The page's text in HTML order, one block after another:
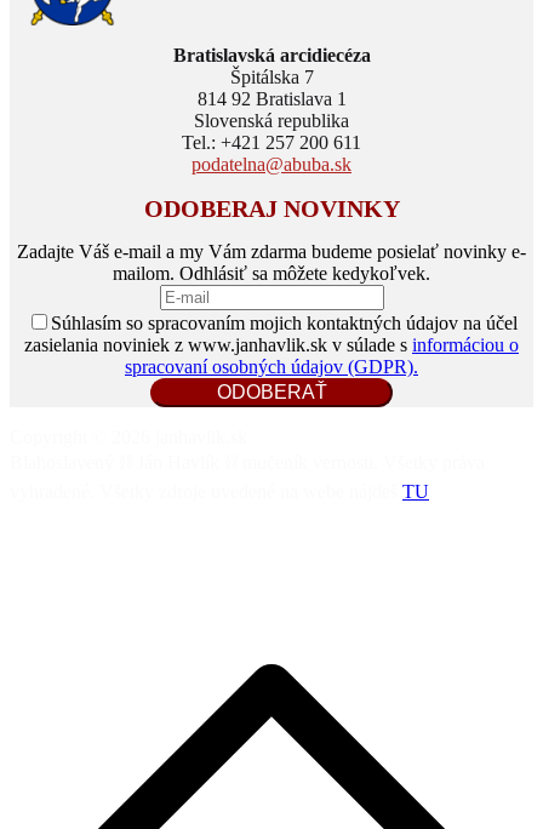
Bratislavská arcidiecéza
Špitálska 7
814 92 Bratislava 1
Slovenská republika
Tel.: +421 257 200 611
podatelna@abuba.sk
ODOBERAJ NOVINKY
Zadajte Váš e-mail a my Vám zdarma budeme posielať novinky e-
mailom. Odhlásiť sa môžete kedykoľvek.
Súhlasím so spracovaním mojich kontaktných údajov na účel
zasielania noviniek z www.janhavlik.sk v súlade s informáciou o
spracovaní osobných údajov (GDPR).
TU